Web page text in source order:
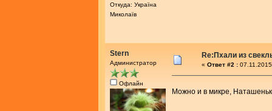
Откуда: Україна
Миколаїв
Stern
Администратор
Офлайн
Re:Пхали из
« Ответ #2 :
Можно и в микре,